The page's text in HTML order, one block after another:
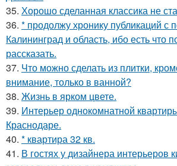
35. Хорошо сделанная классика не
36. * продолжу хронику публикаций с
Калининград и область, ибо есть что
рассказать.
37. Что можно сделать из плитки,
внимание, только в ванной?
38. Жизнь в ярком цвете.
39. Интерьер однокомнатной
Краснодаре.
40. * квартира 32 кв.
41. В гостях у дизайнера интерьеров